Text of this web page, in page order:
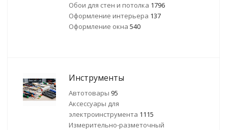
Обои для стен и потолка 1796
Оформление интерьера 137
Оформление окна 540
Инструменты
Автотовары 95
Аксессуары для
электроинструмента 1115
Измерительно-разметочный